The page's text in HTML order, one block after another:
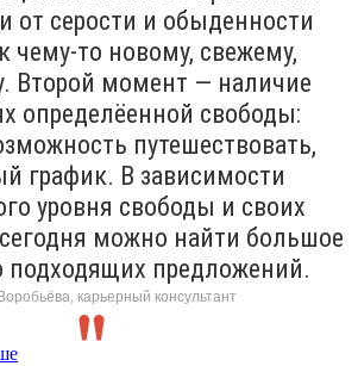
от серости и обыденности
чему-то новому, свежему,
Второй момент — наличие
определёенной свободы:
путешествовать,
график. В зависимости
уровня свободы и своих
можно найти большое
подходящих предложений.
карьерный консультант